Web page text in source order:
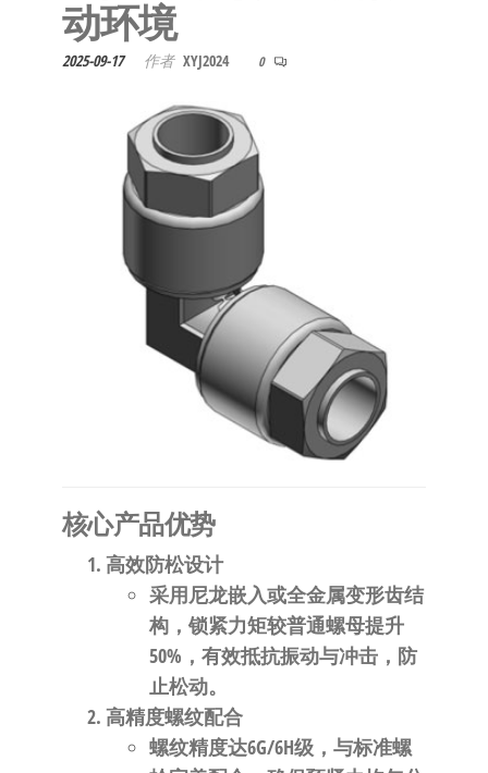
化零部
件，正品
保障，全
动环境​​
2025-09-17 作者 XYJ2024 0
​核心产品优势​
​高效防松设计​
采用尼龙嵌入或全金属变形齿结
构，锁紧力矩较普通螺母提升
50%，有效抵抗振动与冲击，防
止松动。
​高精度螺纹配合​
螺纹精度达6G/6H级，与标准螺